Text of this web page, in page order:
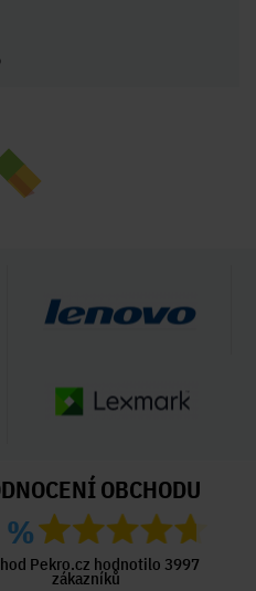
OBCHODU
Pekro.cz hodnotilo 3997
zákazníků